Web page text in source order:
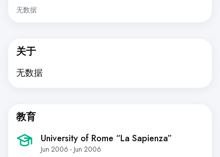
无数据
关于
无数据
教育
University of Rome “La Sapienza”
Jun 2006 - Jun 2006